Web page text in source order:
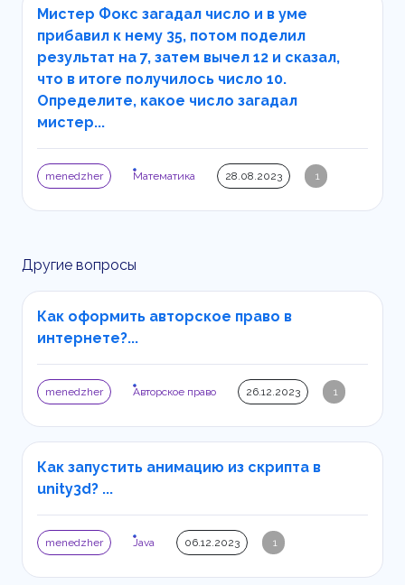
Мистер Фокс загадал число и в уме
прибавил к нему 35, потом поделил
результат на 7, затем вычел 12 и сказал,
что в итоге получилось число 10.
Определите, какое число загадал
мистер...
menedzher Математика 28.08.2023 1
Другие вопросы
Как оформить авторское право в
интернете?...
menedzher Авторское право 26.12.2023 1
Как запустить анимацию из скрипта в
unity3d? ...
menedzher Java 06.12.2023 1